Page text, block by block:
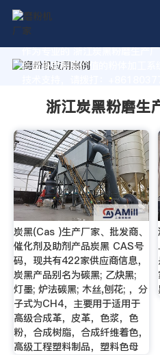
作为专业的 浙江炭黑粉磨生产
您量身定制高价值的粉体加工系
浙江炭黑粉磨生
炭黑(Cas )生产厂家、批发商、
催化剂及助剂产品炭黑 CAS号
码，现共有422家供应商信息，
炭黑产品别名为碳黑; 乙炔黑;
灯墨; 炉法碳黑; 木丝,刨花; ，分
子式为CH4，主要用于适用于
高级合成革，皮革，色浆，色
粉，合成树脂，合成纤维着色，
高级工程塑料制品，塑料色母